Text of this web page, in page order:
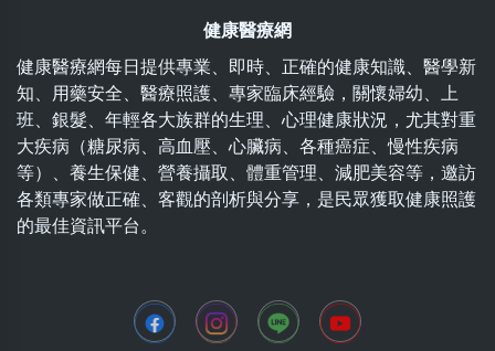
健康醫療網
健康醫療網每日提供專業、即時、正確的健康知識、醫學新
知、用藥安全、醫療照護、專家臨床經驗，關懷婦幼、上
班、銀髮、年輕各大族群的生理、心理健康狀況，尤其對重
大疾病（糖尿病、高血壓、心臟病、各種癌症、慢性疾病
等）、養生保健、營養攝取、體重管理、減肥美容等，邀訪
各類專家做正確、客觀的剖析與分享，是民眾獲取健康照護
的最佳資訊平台。